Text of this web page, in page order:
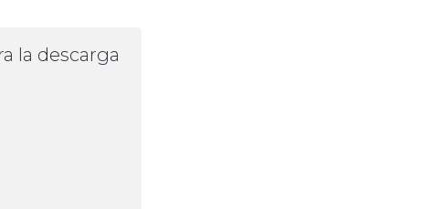
la descarga